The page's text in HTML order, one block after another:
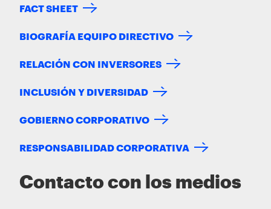
FACT SHEET
BIOGRAFÍA EQUIPO DIRECTIVO
RELACIÓN CON INVERSORES
INCLUSIÓN Y DIVERSIDAD
GOBIERNO CORPORATIVO
RESPONSABILIDAD CORPORATIVA
Contacto con los medios